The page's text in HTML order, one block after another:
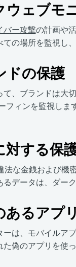
ウェブモ
バー攻撃の計画や
ての場所を監視し
ドの保護
て、ブランドは大
フィンを監視しま
対する保
法な金銭および機
るデータは、ダー
あるアプ
ーは、モバイルア
た偽のアプリを使